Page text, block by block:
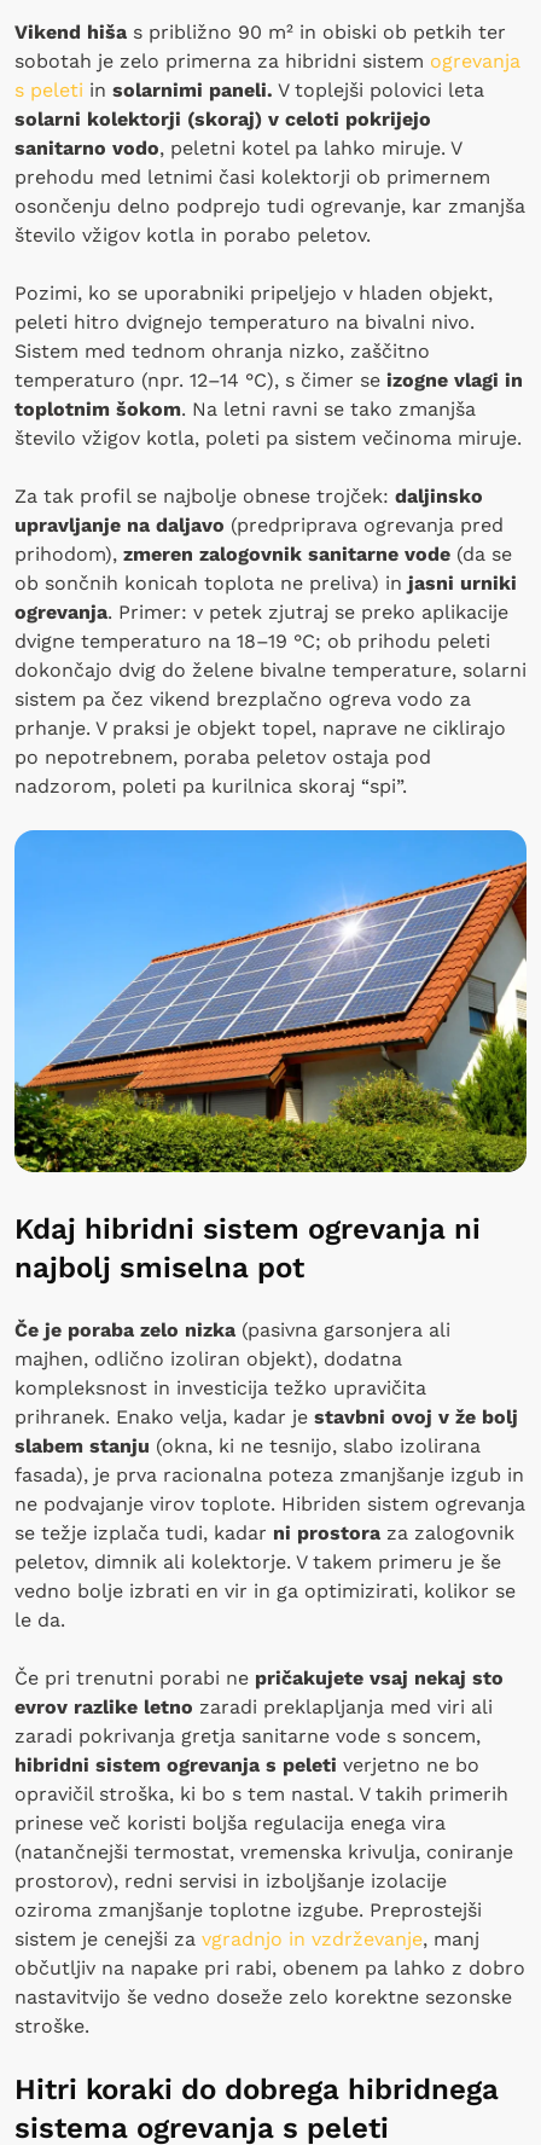
Vikend hiša s približno 90 m² in obiski ob petkih ter
sobotah je zelo primerna za hibridni sistem ogrevanja
s peleti in solarnimi paneli. V toplejši polovici leta
solarni kolektorji (skoraj) v celoti pokrijejo
sanitarno vodo, peletni kotel pa lahko miruje. V
prehodu med letnimi časi kolektorji ob primernem
osončenju delno podprejo tudi ogrevanje, kar zmanjša
število vžigov kotla in porabo peletov.
Pozimi, ko se uporabniki pripeljejo v hladen objekt,
peleti hitro dvignejo temperaturo na bivalni nivo.
Sistem med tednom ohranja nizko, zaščitno
temperaturo (npr. 12–14 °C), s čimer se izogne vlagi in
toplotnim šokom. Na letni ravni se tako zmanjša
število vžigov kotla, poleti pa sistem večinoma miruje.
Za tak profil se najbolje obnese trojček: daljinsko
upravljanje na daljavo (predpriprava ogrevanja pred
prihodom), zmeren zalogovnik sanitarne vode (da se
ob sončnih konicah toplota ne preliva) in jasni urniki
ogrevanja. Primer: v petek zjutraj se preko aplikacije
dvigne temperaturo na 18–19 °C; ob prihodu peleti
dokončajo dvig do želene bivalne temperature, solarni
sistem pa čez vikend brezplačno ogreva vodo za
prhanje. V praksi je objekt topel, naprave ne ciklirajo
po nepotrebnem, poraba peletov ostaja pod
nadzorom, poleti pa kurilnica skoraj “spi”.
Kdaj hibridni sistem ogrevanja ni
najbolj smiselna pot
Če je poraba zelo nizka (pasivna garsonjera ali
majhen, odlično izoliran objekt), dodatna
kompleksnost in investicija težko upravičita
prihranek. Enako velja, kadar je stavbni ovoj v že bolj
slabem stanju (okna, ki ne tesnijo, slabo izolirana
fasada), je prva racionalna poteza zmanjšanje izgub in
ne podvajanje virov toplote. Hibriden sistem ogrevanja
se težje izplača tudi, kadar ni prostora za zalogovnik
peletov, dimnik ali kolektorje. V takem primeru je še
vedno bolje izbrati en vir in ga optimizirati, kolikor se
le da.
Če pri trenutni porabi ne pričakujete vsaj nekaj sto
evrov razlike letno zaradi preklapljanja med viri ali
zaradi pokrivanja gretja sanitarne vode s soncem,
hibridni sistem ogrevanja s peleti verjetno ne bo
opravičil stroška, ki bo s tem nastal. V takih primerih
prinese več koristi boljša regulacija enega vira
(natančnejši termostat, vremenska krivulja, coniranje
prostorov), redni servisi in izboljšanje izolacije
oziroma zmanjšanje toplotne izgube. Preprostejši
sistem je cenejši za vgradnjo in vzdrževanje, manj
občutljiv na napake pri rabi, obenem pa lahko z dobro
nastavitvijo še vedno doseže zelo korektne sezonske
stroške.
Hitri koraki do dobrega hibridnega
sistema ogrevanja s peleti